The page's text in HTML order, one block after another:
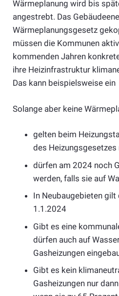
Wärmeplanung wird bis
angestrebt. Das
Wärmeplanungsgesetz
müssen die Kommunen
kommenden Jahren
ihre Heizinfrastruktur
Das kann beispielsweise
Solange aber keine
gelten beim
des Heizungsgesetzes
dürfen am 2024 noch
werden, falls sie auf
In Neubaugebieten
1.1.2024
Gibt es eine
dürfen auch auf
Gasheizungen
Gibt es kein
Gasheizungen nur